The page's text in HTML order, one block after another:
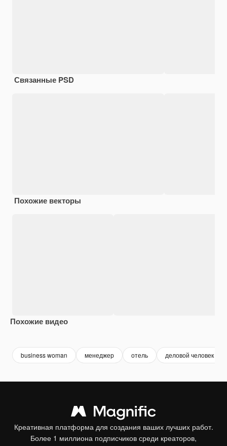
Связанные PSD
Похожие векторы
Похожие видео
business woman менеджер отель деловой человек
Креативная платформа для создания ваших лучших работ.
Более 1 миллиона подписчиков среди креаторов,